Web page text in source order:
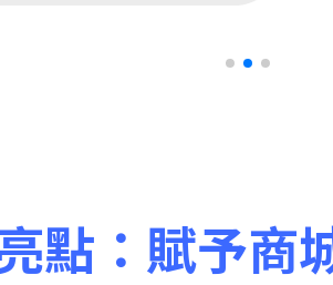
點：賦予商